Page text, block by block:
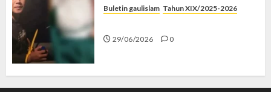
Buletin gaulislam Tahun XIX/2025-2026
29/06/2026 0